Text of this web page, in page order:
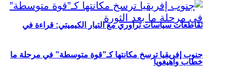
تقاطعات سياسات تراوري مع التيار الكيميتي: قراءة في
خطاب واهيغويا
جنوب إفريقيا ترسخ مكانتها كـ”قوة متوسطة” في مرحلة ما